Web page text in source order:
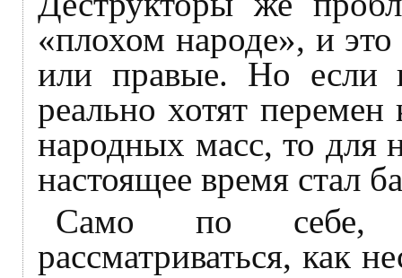
«плохом народе», и
или правые. Но если
реально хотят
народных масс, то для
настоящее время стал
Само по себе,
рассматриваться, как